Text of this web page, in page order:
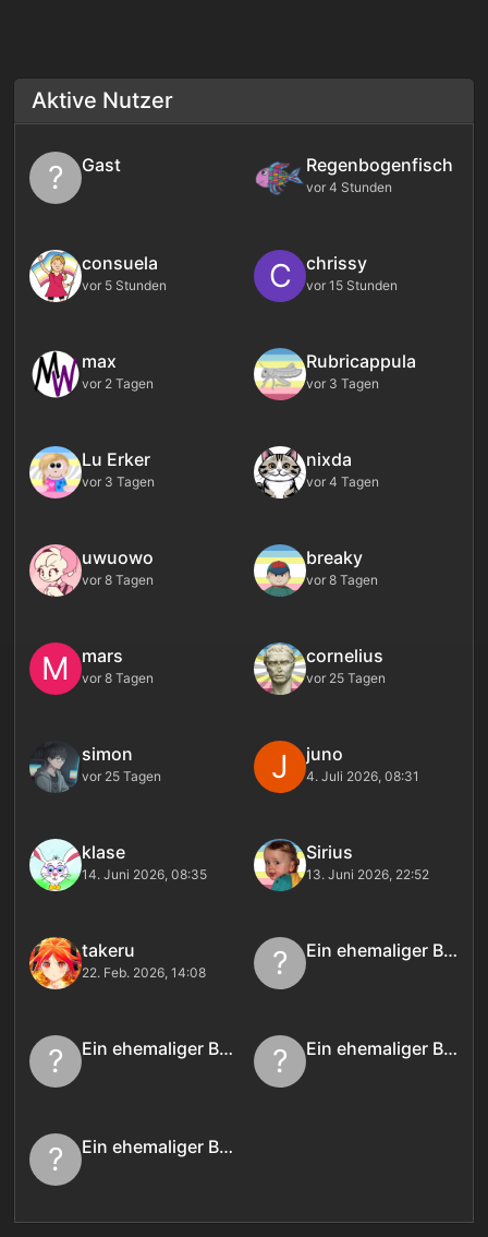
Aktive Nutzer
? Gast Regenbogenfisch
vor 4 Stunden
consuela
vor 5 Stunden C chrissy
vor 15 Stunden
max
vor 2 Tagen
Rubricappula
vor 3 Tagen
Lu Erker
vor 3 Tagen
nixda
vor 4 Tagen
uwuowo
vor 8 Tagen
breaky
vor 8 Tagen
M mars
vor 8 Tagen
cornelius
vor 25 Tagen
simon
vor 25 Tagen J juno
4. Juli 2026, 08:31
klase
14. Juni 2026, 08:35
Sirius
13. Juni 2026, 22:52
takeru
22. Feb. 2026, 14:08 ? Ein ehemaliger Benutzer
? Ein ehemaliger Benutzer ? Ein ehemaliger Benutzer
? Ein ehemaliger Benutzer